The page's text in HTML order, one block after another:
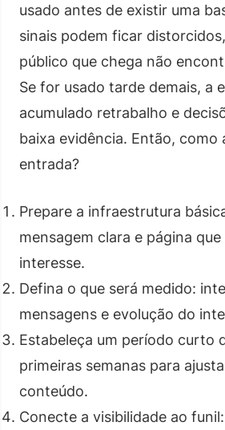
usado antes de existir uma
sinais podem ficar
público que chega não
Se for usado tarde demais, a
acumulado retrabalho e
baixa evidência. Então, como
entrada?
Prepare a infraestrutura
mensagem clara e página
interesse.
Defina o que será medido:
mensagens e evolução do
Estabeleça um período curto
primeiras semanas para
conteúdo.
Conecte a visibilidade ao